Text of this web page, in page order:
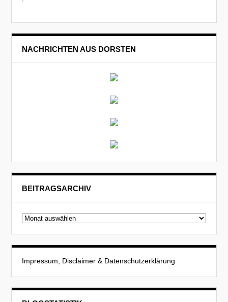
NACHRICHTEN AUS DORSTEN
BEITRAGSARCHIV
Beitragsarchiv
Impressum, Disclaimer & Datenschutzerklärung